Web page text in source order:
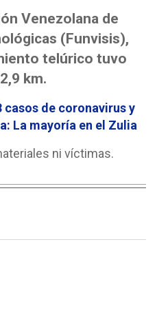
Venezolana de
(Funvisis),
telúrico tuvo
km.
casos de coronavirus y
La mayoría en el Zulia
ni víctimas.